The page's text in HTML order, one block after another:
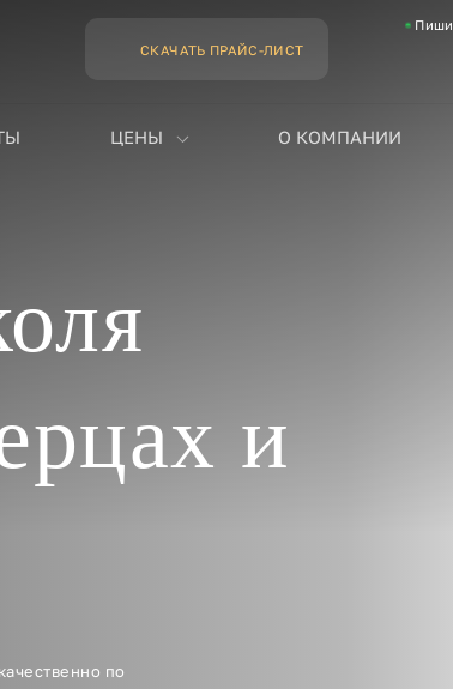
СКАЧАТЬ ПРАЙС-ЛИСТ
ЦЕНЫ О КОМПАНИИ
и
по